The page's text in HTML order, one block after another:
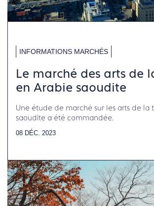
INFORMATIONS MARCHÉS
Le marché des arts de
en Arabie saoudite
Une étude de marché sur les arts de la
saoudite a été commandée.
08 DÉC. 2023